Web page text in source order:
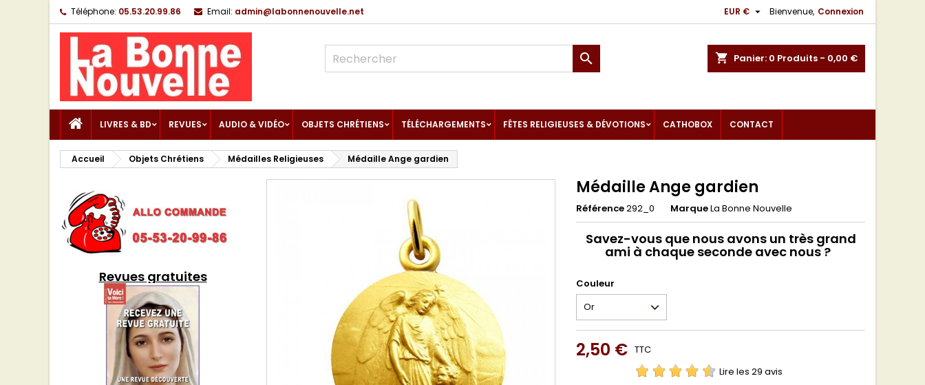
Téléphone: 05.53.20.99.86 Email: admin@labonnenouvelle.net Bienvenue, Connexion
EUR € 
shopping_cart Panier: 0 Produits - 0,00 €

LIVRES & BD REVUES AUDIO & VIDÉO OBJETS CHRÉTIENS TÉLÉCHARGEMENTS FÊTES RELIGIEUSES & DÉVOTIONS CATHOBOX CONTACT
Accueil Objets Chrétiens Médailles Religieuses Médaille Ange gardien
Revues gratuites
Médaille Ange gardien
Référence292_0 MarqueLa Bonne Nouvelle
Savez-vous que nous avons un très grand
ami à chaque seconde avec nous ?
Couleur
2,50 € TTC
Lire les 29 avis